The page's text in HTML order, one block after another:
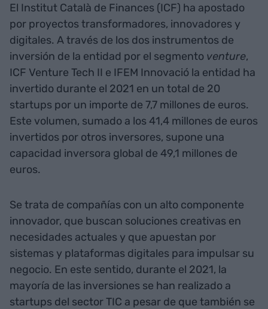
El Institut Català de Finances (ICF) ha apostado
por proyectos transformadores, innovadores y
digitales. A través de los dos instrumentos de
inversión de la entidad por el segmento venture,
ICF Venture Tech II e IFEM Innovació la entidad ha
invertido durante el 2021 en un total de 20
startups por un importe de 7,7 millones de euros.
Este volumen, sumado a los 41,4 millones de euros
invertidos por otros inversores, supone una
capacidad inversora global de 49,1 millones de
euros.
Se trata de compañías con un alto componente
innovador, que buscan soluciones creativas en
necesidades actuales y que apuestan por
sistemas y plataformas digitales para impulsar su
negocio. En este sentido, durante el 2021, la
mayoría de las inversiones se han realizado a
startups del sector TIC a pesar de que también se